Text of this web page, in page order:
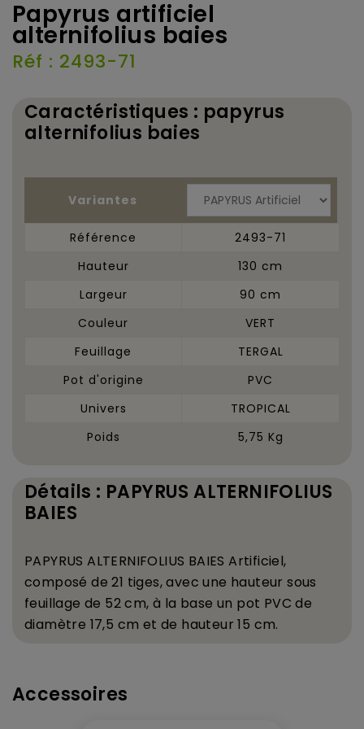
Papyrus artificiel
alternifolius baies
Réf : 2493-71
Caractéristiques : papyrus
alternifolius baies
Variantes
Référence
2493-71
Hauteur
130 cm
Largeur
90 cm
Couleur
VERT
Feuillage
TERGAL
Pot d'origine
PVC
Univers
TROPICAL
Poids
5,75 Kg
Détails : PAPYRUS ALTERNIFOLIUS
BAIES
PAPYRUS ALTERNIFOLIUS BAIES Artificiel,
composé de 21 tiges, avec une hauteur sous
feuillage de 52 cm, à la base un pot PVC de
diamètre 17,5 cm et de hauteur 15 cm.
Accessoires